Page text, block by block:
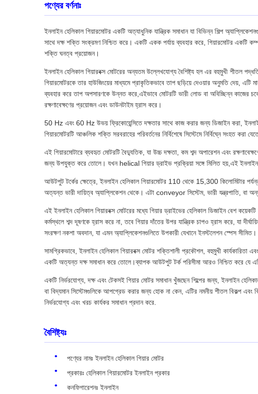
পণ্যের বর্ণনাঃ
ইনলাইন হেলিকাল গিয়ারমোটর একটি অত্যাধুনিক যান্ত্রিক সমাধান যা বিভিন্ন শিল্প
সাথে দক্ষ শক্তি সংক্রমণ নিশ্চিত করে। একটি একক পর্যায় ব্যবহার করে, গিয়ারমোটর একটি
শক্তি ঘনত্ব প্রয়োজন।
ইনলাইন হেলিকাল গিয়ারবক্স মোটরের অন্যতম উল্লেখযোগ্য বৈশিষ্ট্য হল এর বহুমুখী শীতল
গিয়ারমোটরকে তার হাউজিংয়ের মাধ্যমে প্রাকৃতিকভাবে তাপ ছড়িয়ে দেওয়ার অনুমতি দেয়,
ব্যবহার করে তাপ অপসারণকে উন্নত করে,এইভাবে মোটরটি ভারী লোড বা অবিচ্ছিন্ন কাজের
রক্ষণাবেক্ষণের প্রয়োজন এবং ডাউনটাইম হ্রাস করে।
50 Hz এবং 60 Hz উভয় ফ্রিকোয়েন্সিতে দক্ষতার সাথে কাজ করার জন্য ডিজাইন করা, ইনলাইন
গিয়ারমোটরটি আঞ্চলিক শক্তি সরবরাহের পরিবর্তনের নির্বিশেষে সিস্টেমে নির্বিঘ্নে সংহত করা
এই গিয়ারমোটারে ব্যবহৃত মোটরটি বৈদ্যুতিক, যা উচ্চ দক্ষতা, কম শব্দ অপারেশন এবং
জন্য উপযুক্ত করে তোলে। যখন helical গিয়ার ড্রাইভ প্রক্রিয়া সঙ্গে মিলিত হয়,এই ইনলাইন
আউটপুট টর্কের ক্ষেত্রে, ইনলাইন হেলিকাল গিয়ারমোটর 110 থেকে 15,300 কিলোমিটার
অত্যন্ত ভারী দায়িত্ব অ্যাপ্লিকেশন থেকে। এটা conveyor সিস্টেম, ভারী যন্ত্রপাতি, বা
এই ইনলাইন হেলিকাল গিয়ারবক্স মোটরের মধ্যে গিয়ার ড্রাইভের হেলিকাল ডিজাইন বেশ
কর্মস্থলে শব্দ দূষণকে হ্রাস করে না, তবে গিয়ার দাঁতের উপর যান্ত্রিক চাপও হ্রাস করে, যা
সংরক্ষণ নকশা অবদান, যা এমন অ্যাপ্লিকেশনগুলিতে উপকারী যেখানে ইনস্টলেশন স্পেস সীমিত।
সামগ্রিকভাবে, ইনলাইন হেলিকাল গিয়ারবক্স মোটর শক্তিশালী প্রকৌশল, বহুমুখী কার্যকারিতা
একটি অত্যন্ত দক্ষ সমাধান করে তোলে।ব্যাপক আউটপুট টর্ক পরিসীমা আরও নিশ্চিত করে যে এটি
একটি নির্ভরযোগ্য, দক্ষ এবং টেকসই গিয়ার মোটর সমাধান খুঁজছেন শিল্পের জন্য, ইনলাইন
বা বিদ্যমান সিস্টেমগুলিকে আপগ্রেড করার জন্য হোক না কেন, এটির নমনীয় শীতল বিকল্প
নির্ভরযোগ্য এবং খরচ কার্যকর সমাধান প্রদান করে.
বৈশিষ্ট্যঃ
পণ্যের নামঃ ইনলাইন হেলিকাল গিয়ার মোটর
প্রকারঃ হেলিকাল গিয়ারমোটর ইনলাইন প্রকার
কনফিগারেশনঃ ইনলাইন